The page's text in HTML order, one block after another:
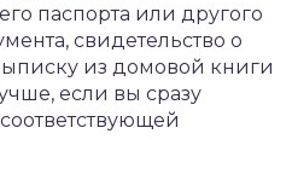
паспорта или другого
свидетельство о
из домовой книги
если вы сразу